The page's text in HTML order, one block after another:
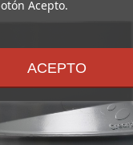
Acepto.
ACEPTO